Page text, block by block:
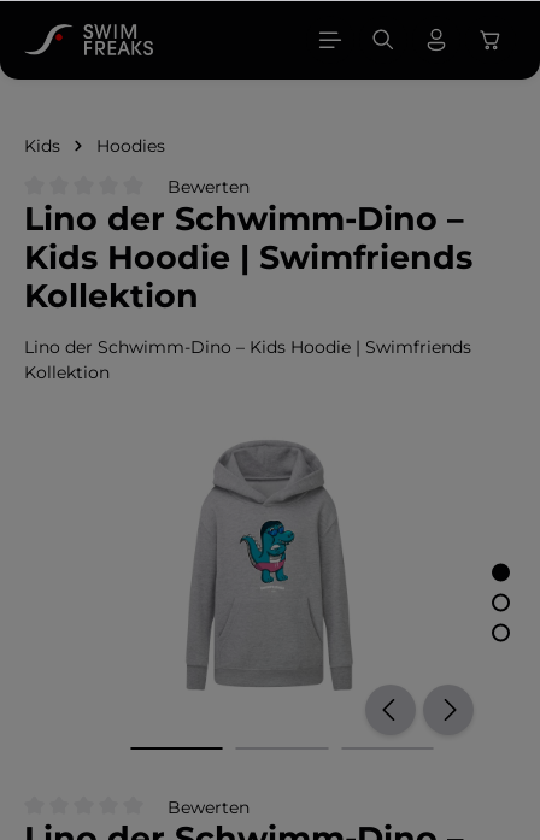
springen
Kids Hoodies
Durchschnittliche Bewertung von 0 von 5 Sternen
Bewerten
Lino der Schwimm-Dino –
Kids Hoodie | Swimfriends
Kollektion
Lino der Schwimm-Dino – Kids Hoodie | Swimfriends
Kollektion
Durchschnittliche Bewertung von 0 von 5 Sternen
Bewerten